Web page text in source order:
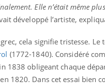
Elle n’était même
développé l’artiste,
cela signifie tristesse.
(1772-1840). Considéré
1838 obligeant chaque
en 1820. Dans cet essai bien